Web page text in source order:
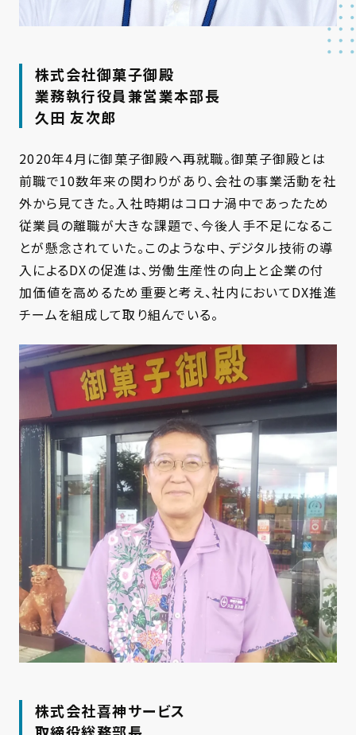
株式会社御菓子御殿
業務執行役員兼営業本部長
久田 友次郎
2020年4月に御菓子御殿へ再就職。御菓子御殿とは
前職で10数年来の関わりがあり、会社の事業活動を社
外から見てきた。入社時期はコロナ渦中であったため
従業員の離職が大きな課題で、今後人手不足になるこ
とが懸念されていた。このような中、デジタル技術の導
入によるDXの促進は、労働生産性の向上と企業の付
加価値を高めるため重要と考え、社内においてDX推進
チームを組成して取り組んでいる。
株式会社喜神サービス